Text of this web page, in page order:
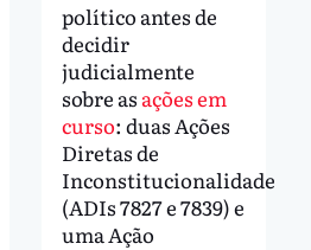
político antes de
decidir
judicialmente
sobre as ações em
curso: duas Ações
Diretas de
Inconstitucionalidade
(ADIs 7827 e 7839) e
uma Ação